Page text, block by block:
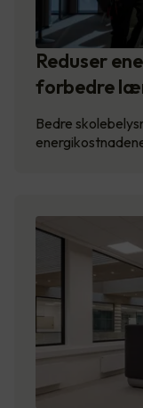
Reduser
forbedre
Bedre